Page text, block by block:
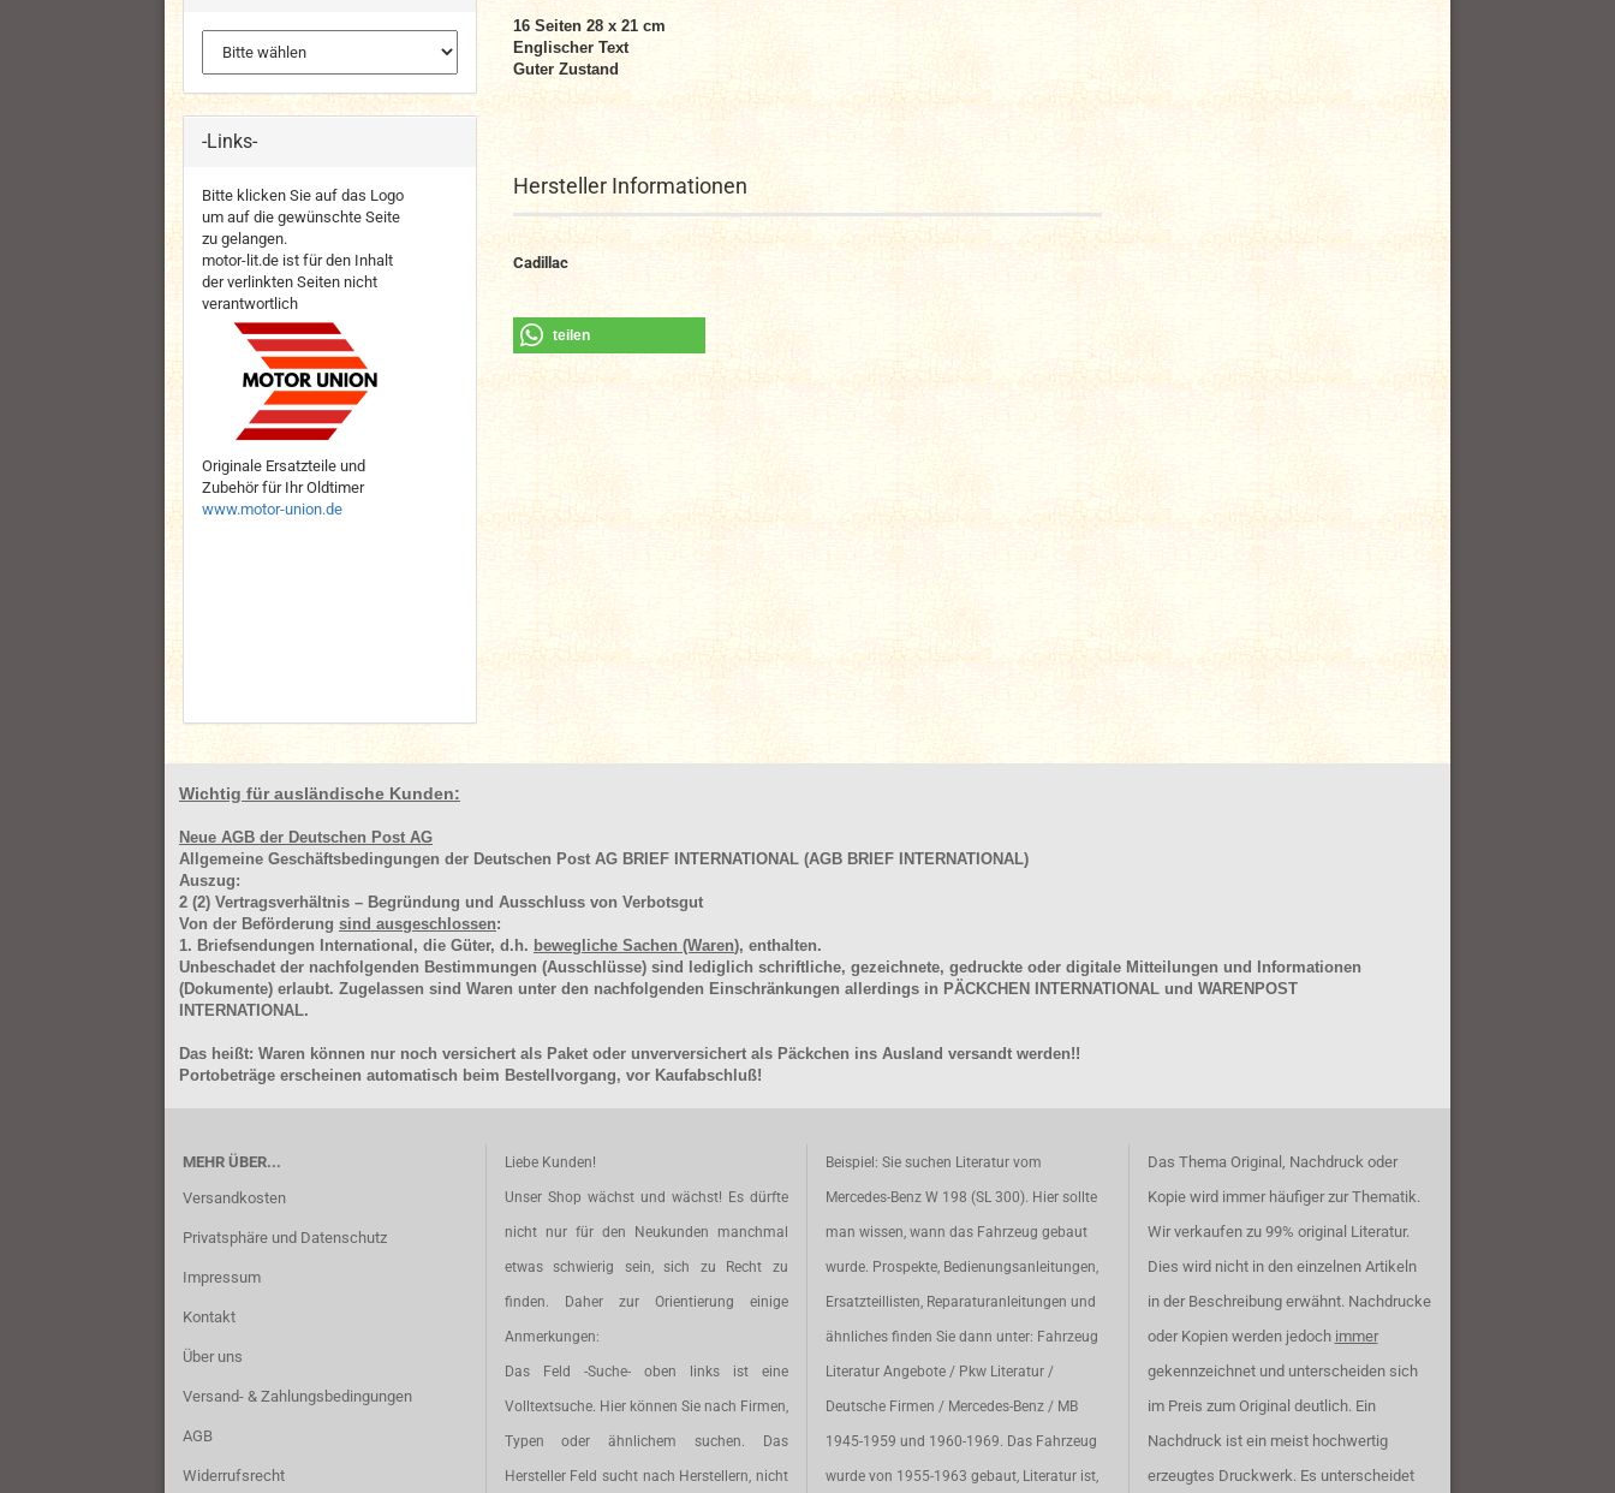
16 Seiten 28 x 21 cm
Englischer Text
Guter Zustand
Hersteller Informationen
Cadillac
teilen
-Links-
Bitte klicken Sie auf das Logo
um auf die gewünschte Seite
zu gelangen.
motor-lit.de ist für den Inhalt
der verlinkten Seiten nicht
verantwortlich
Originale Ersatzteile und
Zubehör für Ihr Oldtimer
www.motor-union.de
Wichtig für ausländische Kunden:
Neue AGB der Deutschen Post AG
Allgemeine Geschäftsbedingungen der Deutschen Post AG BRIEF INTERNATIONAL (AGB BRIEF INTERNATIONAL)
Auszug:
2 (2) Vertragsverhältnis – Begründung und Ausschluss von Verbotsgut
Von der Beförderung sind ausgeschlossen:
1. Briefsendungen International, die Güter, d.h. bewegliche Sachen (Waren), enthalten.
Unbeschadet der nachfolgenden Bestimmungen (Ausschlüsse) sind lediglich schriftliche, gezeichnete, gedruckte oder digitale Mitteilungen und Informationen
(Dokumente) erlaubt. Zugelassen sind Waren unter den nachfolgenden Einschränkungen allerdings in PÄCKCHEN INTERNATIONAL und WARENPOST
INTERNATIONAL.
Das heißt: Waren können nur noch versichert als Paket oder unverversichert als Päckchen ins Ausland versandt werden!!
Portobeträge erscheinen automatisch beim Bestellvorgang, vor Kaufabschluß!
MEHR ÜBER...
Versandkosten
Privatsphäre und Datenschutz
Impressum
Kontakt
Über uns
Versand- & Zahlungsbedingungen
AGB
Widerrufsrecht
Liebe Kunden!
Unser Shop wächst und wächst! Es dürfte
nicht nur für den Neukunden manchmal
etwas schwierig sein, sich zu Recht zu
finden. Daher zur Orientierung einige
Anmerkungen:
Das Feld -Suche- oben links ist eine
Volltextsuche. Hier können Sie nach Firmen,
Typen oder ähnlichem suchen. Das
Hersteller Feld sucht nach Herstellern, nicht
Beispiel: Sie suchen Literatur vom
Mercedes-Benz W 198 (SL 300). Hier sollte
man wissen, wann das Fahrzeug gebaut
wurde. Prospekte, Bedienungsanleitungen,
Ersatzteillisten, Reparaturanleitungen und
ähnliches finden Sie dann unter: Fahrzeug
Literatur Angebote / Pkw Literatur /
Deutsche Firmen / Mercedes-Benz / MB
1945-1959 und 1960-1969. Das Fahrzeug
wurde von 1955-1963 gebaut, Literatur ist,
Das Thema Original, Nachdruck oder
Kopie wird immer häufiger zur Thematik.
Wir verkaufen zu 99% original Literatur.
Dies wird nicht in den einzelnen Artikeln
in der Beschreibung erwähnt. Nachdrucke
oder Kopien werden jedoch immer
gekennzeichnet und unterscheiden sich
im Preis zum Original deutlich. Ein
Nachdruck ist ein meist hochwertig
erzeugtes Druckwerk. Es unterscheidet